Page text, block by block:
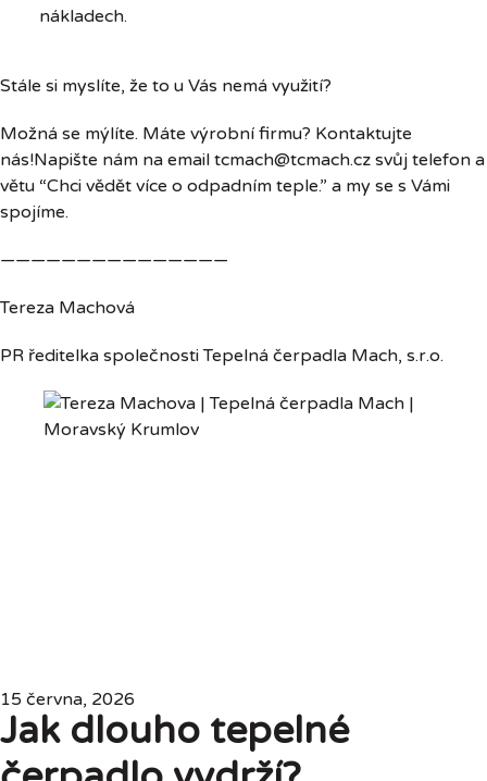
nákladech.
Stále si myslíte, že to u Vás nemá využití?
Možná se mýlíte. Máte výrobní firmu? Kontaktujte
nás!Napište nám na email tcmach@tcmach.cz svůj telefon a
větu “Chci vědět více o odpadním teple.” a my se s Vámi
spojíme.
———————————————
Tereza Machová
PR ředitelka společnosti Tepelná čerpadla Mach, s.r.o.
15 června, 2026
Jak dlouho tepelné